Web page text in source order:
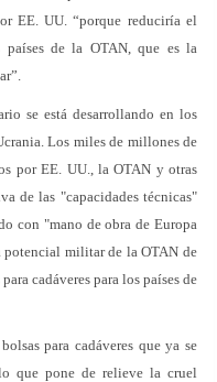
EE. UU. “porque reduciría el
países de la OTAN, que es la
se está desarrollando en los
Los miles de millones de
por EE. UU., la OTAN y otras
de las "capacidades técnicas"
con "mano de obra de Europa
potencial militar de la OTAN de
cadáveres para los países de
para cadáveres que ya se
que pone de relieve la cruel